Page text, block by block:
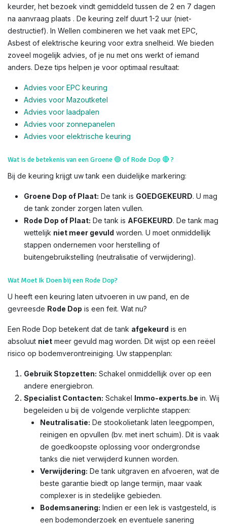
keurder, het bezoek vindt gemiddeld tussen de 2 en 7 dagen
na aanvraag plaats . De keuring zelf duurt 1-2 uur (niet-
destructief). In Wellen combineren we het vaak met EPC,
Asbest of elektrische keuring voor extra snelheid. We bieden
zoveel mogelijk advies, of je nu met ons werkt of iemand
anders. Deze tips helpen je voor optimaal resultaat:
Advies voor EPC keuring
Advies voor Mazoutketel
Advies voor laadpalen
Advies voor zonnepanelen
Advies voor elektrische keuring
Wat is de betekenis van een Groene 🟢 of Rode Dop🔴?
Bij de keuring krijgt uw tank een duidelijke markering:
Groene Dop of Plaat: De tank is GOEDGEKEURD. U mag
de tank zonder zorgen laten vullen.
Rode Dop of Plaat: De tank is AFGEKEURD. De tank mag
wettelijk niet meer gevuld worden. U moet onmiddellijk
stappen ondernemen voor herstelling of
buitengebruikstelling (neutralisatie of verwijdering).
Wat Moet Ik Doen bij een Rode Dop?
U heeft een keuring laten uitvoeren in uw pand, en de
gevreesde Rode Dop is een feit. Wat nu?
Een Rode Dop betekent dat de tank afgekeurd is en
absoluut niet meer gevuld mag worden. Dit wijst op een reëel
risico op bodemverontreiniging. Uw stappenplan:
Gebruik Stopzetten: Schakel onmiddellijk over op een
andere energiebron.
Specialist Contacten: Schakel Immo-experts.be in. Wij
begeleiden u bij de volgende verplichte stappen:
Neutralisatie: De stookolietank laten leegpompen,
reinigen en opvullen (bv. met inert schuim). Dit is vaak
de goedkoopste oplossing voor ondergrondse
tanks die niet verwijderd kunnen worden.
Verwijdering: De tank uitgraven en afvoeren, wat de
beste garantie biedt op lange termijn, maar vaak
complexer is in stedelijke gebieden.
Bodemsanering: Indien er een lek is vastgesteld, is
een bodemonderzoek en eventuele sanering